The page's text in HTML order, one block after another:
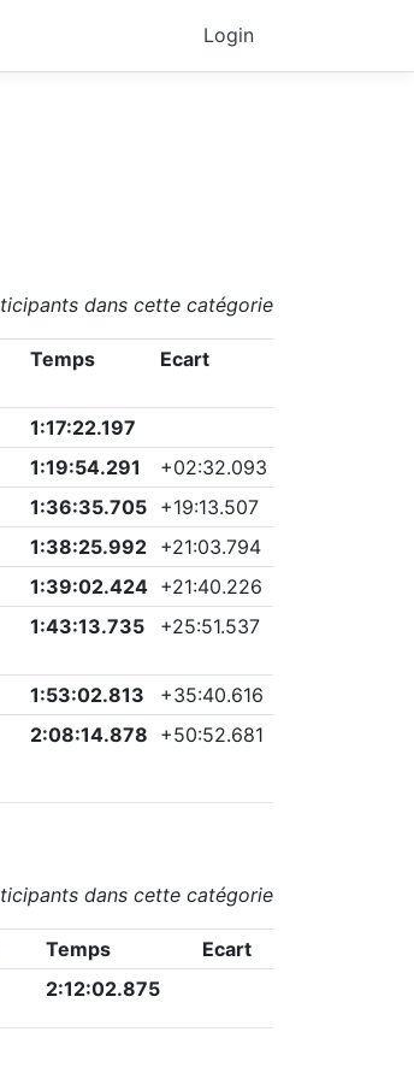
Login
dans cette catégorie
Temps Ecart
1:17:22.197
1:19:54.291 +02:32.093
1:36:35.705 +19:13.507
1:38:25.992 +21:03.794
1:39:02.424 +21:40.226
1:43:13.735 +25:51.537
1:53:02.813 +35:40.616
2:08:14.878 +50:52.681
dans cette catégorie
Temps
Ecart
2:12:02.875